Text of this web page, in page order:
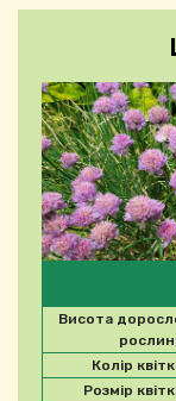
Висота
Колір
Розмір